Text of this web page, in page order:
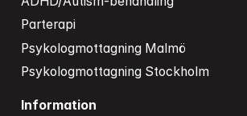
Parterapi
Psykologmottagning Malmö
Psykologmottagning Stockholm
Information